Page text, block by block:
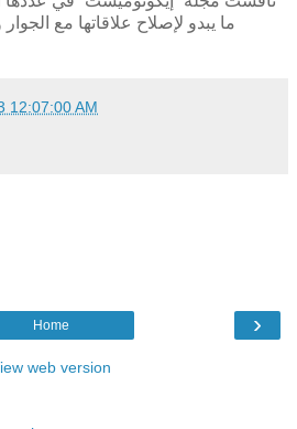
ما يبدو لإصلاح علاقاتها مع
12:07:00 AM
›
Home
web version